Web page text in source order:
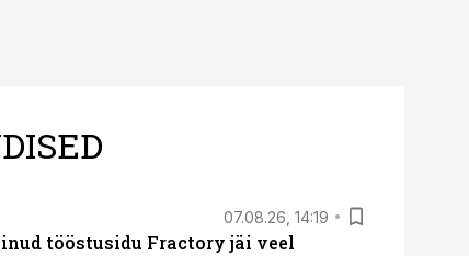
07.08.26, 14:19
tööstusidu Fractory jäi veel